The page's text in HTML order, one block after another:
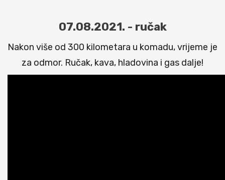
07.08.2021. - ručak
Nakon više od 300 kilometara u komadu, vrijeme je
za odmor. Ručak, kava, hladovina i gas dalje!